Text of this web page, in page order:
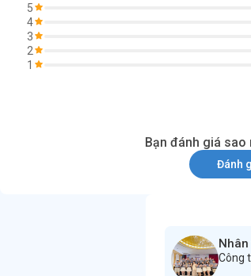
5
4
3
2
1
Bạn đánh giá sao
Đánh
Công